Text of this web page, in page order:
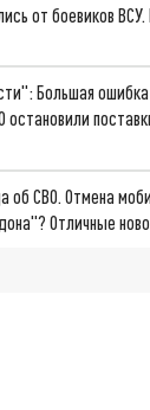
от боевиков
Большая
остановили
об СВО. Отмена
Отличные